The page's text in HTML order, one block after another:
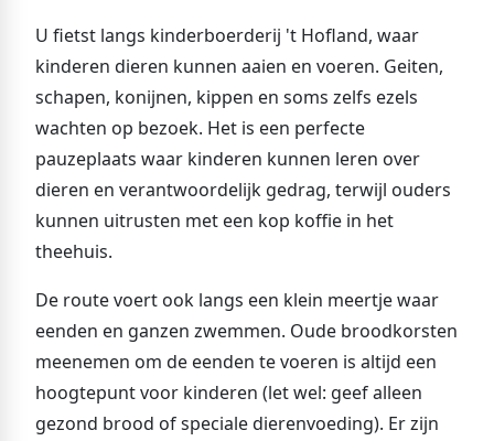
U fietst langs kinderboerderij 't Hofland, waar
kinderen dieren kunnen aaien en voeren. Geiten,
schapen, konijnen, kippen en soms zelfs ezels
wachten op bezoek. Het is een perfecte
pauzeplaats waar kinderen kunnen leren over
dieren en verantwoordelijk gedrag, terwijl ouders
kunnen uitrusten met een kop koffie in het
theehuis.
De route voert ook langs een klein meertje waar
eenden en ganzen zwemmen. Oude broodkorsten
meenemen om de eenden te voeren is altijd een
hoogtepunt voor kinderen (let wel: geef alleen
gezond brood of speciale dierenvoeding). Er zijn